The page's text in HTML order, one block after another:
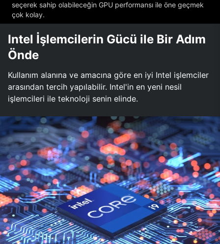
seçerek sahip olabileceğin GPU performansı ile öne geçmek
çok kolay.
Intel İşlemcilerin Gücü ile Bir Adım
Önde
Kullanım alanına ve amacına göre en iyi Intel işlemciler
arasından tercih yapılabilir. Intel'in en yeni nesil
işlemcileri ile teknoloji senin elinde.